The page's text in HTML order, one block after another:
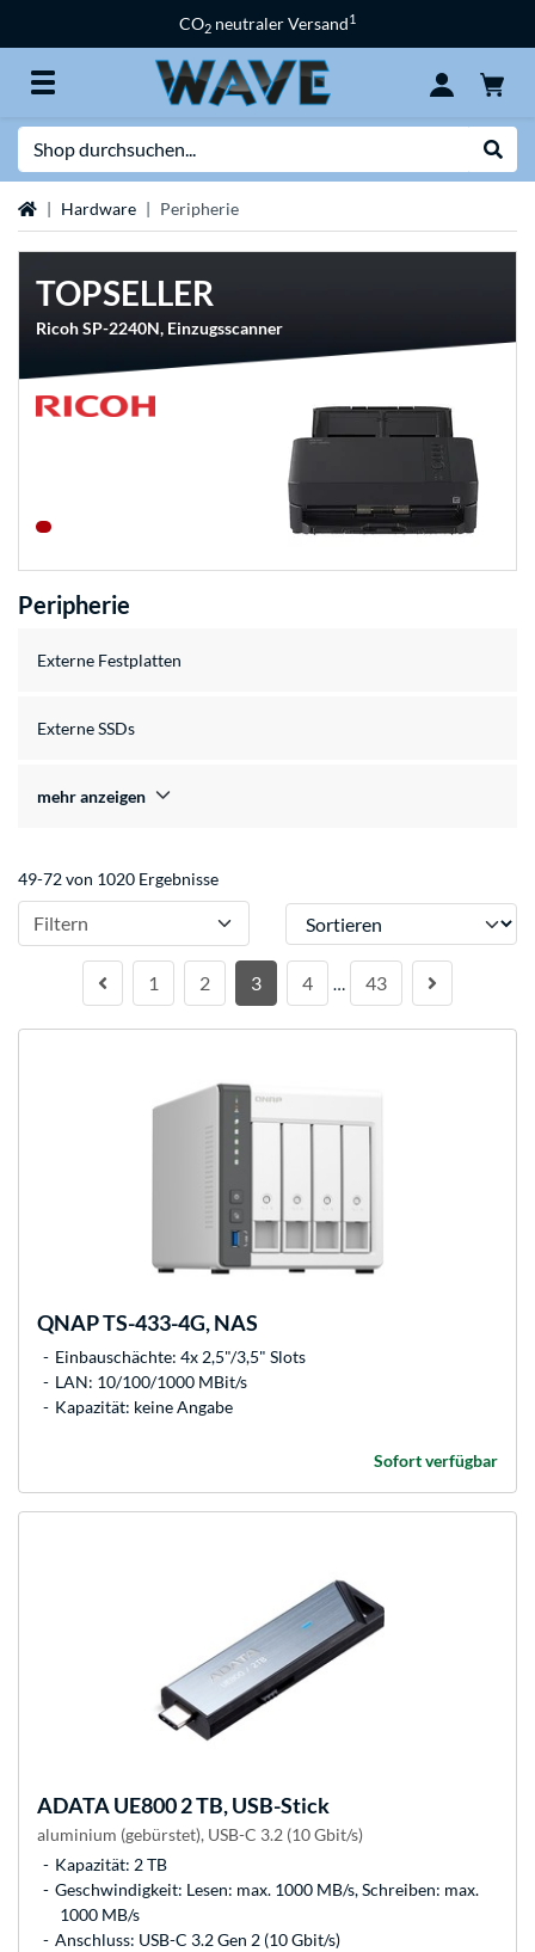
CO2 neutraler Versand1
StartseiteHardware Peripherie
TOPSELLER
Ricoh SP-2240N, Einzugsscanner
Peripherie
Externe Festplatten
Externe SSDs
mehr anzeigen
49-72 von 1020 Ergebnisse
Filtern Sortieren
1 2 3 4 … 43
QNAPTS-433-4G, NAS
Einbauschächte: 4x 2,5"/3,5" Slots
LAN: 10/100/1000 MBit/s
Kapazität: keine Angabe
Sofort verfügbar
ADATAUE800 2 TB, USB-Stick
aluminium (gebürstet), USB-C 3.2 (10 Gbit/s)
Kapazität: 2 TB
Geschwindigkeit: Lesen: max. 1000 MB/s, Schreiben: max.
1000 MB/s
Anschluss: USB-C 3.2 Gen 2 (10 Gbit/s)